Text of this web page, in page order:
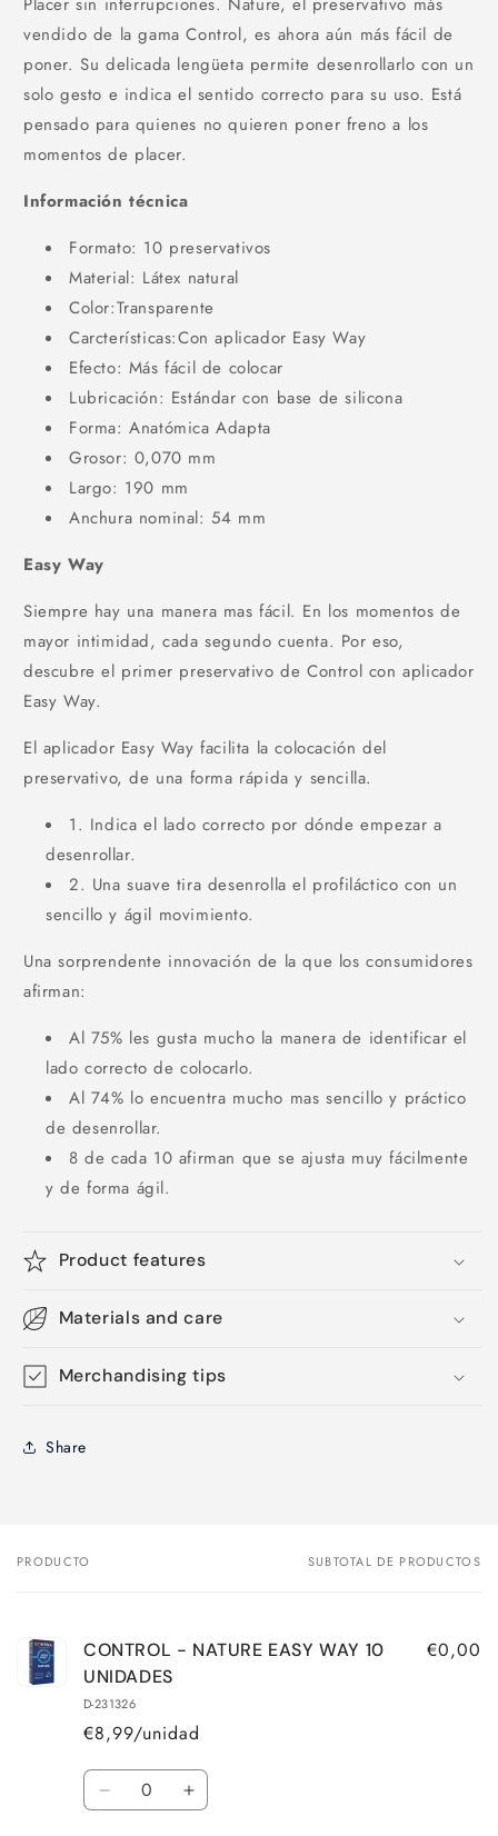
vendido de la gama Control, es ahora aún más fácil de
poner. Su delicada lengüeta permite desenrollarlo con un
solo gesto e indica el sentido correcto para su uso. Está
pensado para quienes no quieren poner freno a los
momentos de placer.
Información técnica
Formato: 10 preservativos
Material: Látex natural
Color:Transparente
Carcterísticas:Con aplicador Easy Way
Efecto: Más fácil de colocar
Lubricación: Estándar con base de silicona
Forma: Anatómica Adapta
Grosor: 0,070 mm
Largo: 190 mm
Anchura nominal: 54 mm
Easy Way
Siempre hay una manera mas fácil. En los momentos de
mayor intimidad, cada segundo cuenta. Por eso,
descubre el primer preservativo de Control con aplicador
Easy Way.
El aplicador Easy Way facilita la colocación del
preservativo, de una forma rápida y sencilla.
1. Indica el lado correcto por dónde empezar a
desenrollar.
2. Una suave tira desenrolla el profiláctico con un
sencillo y ágil movimiento.
Una sorprendente innovación de la que los consumidores
afirman:
Al 75% les gusta mucho la manera de identificar el
lado correcto de colocarlo.
Al 74% lo encuentra mucho mas sencillo y práctico
de desenrollar.
8 de cada 10 afirman que se ajusta muy fácilmente
y de forma ágil.
Product features
Materials and care
Merchandising tips
Share
Tu
PRODUCTO SUBTOTAL DE PRODUCTOS
CONTROL - NATURE EASY WAY 10
UNIDADES
D-231326
€8,99/unidad
€0,00
Cantidad
Reducir
Aumentar